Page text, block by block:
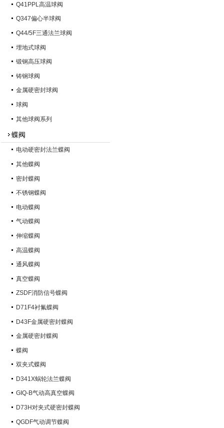
Q41PPL高温球阀
Q347偏心半球阀
Q44/5F三通法兰球阀
埋地式球阀
锻钢高压球阀
铸钢球阀
金属硬密封球阀
球阀
其他球阀系列
蝶阀
电动硬密封法兰蝶阀
其他蝶阀
密封蝶阀
不锈钢蝶阀
电动蝶阀
气动蝶阀
伸缩蝶阀
高温蝶阀
通风蝶阀
真空蝶阀
ZSDF消防信号蝶阀
D71F4衬氟蝶阀
D43F金属硬密封蝶阀
金属硬密封蝶阀
蝶阀
双夹式蝶阀
D341X蜗轮法兰蝶阀
GIQ-B气动高真空蝶阀
D73H对夹式硬密封蝶阀
QGDF气动调节蝶阀